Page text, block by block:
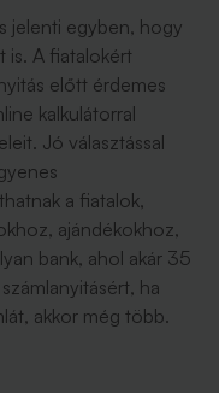
jelenti egyben, hogy
is. A fiatalokért
előtt érdemes
kalkulátorral
Jó választással
a fiatalok,
ajándékokhoz,
bank, ahol akár 35
ha
akkor még több.